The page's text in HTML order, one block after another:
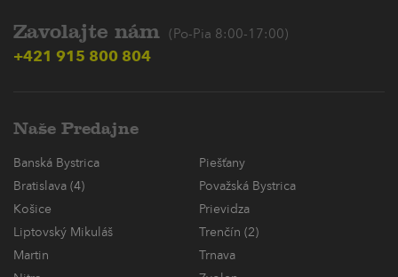
Zavolajte nám (Po-Pia 8:00-17:00)
+421 915 800 804
Naše Predajne
Banská Bystrica
Piešťany
Bratislava (4)
Považská Bystrica
Košice
Prievidza
Liptovský Mikuláš
Trenčín (2)
Martin
Trnava